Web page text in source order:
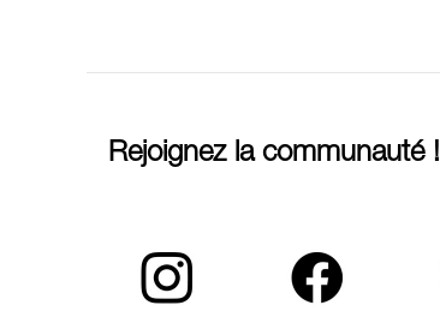
Rejoignez la communauté !